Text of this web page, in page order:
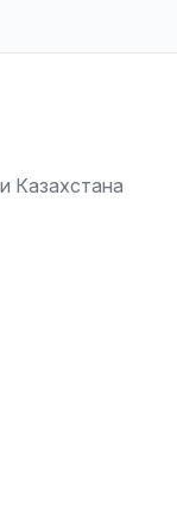
Казахстана